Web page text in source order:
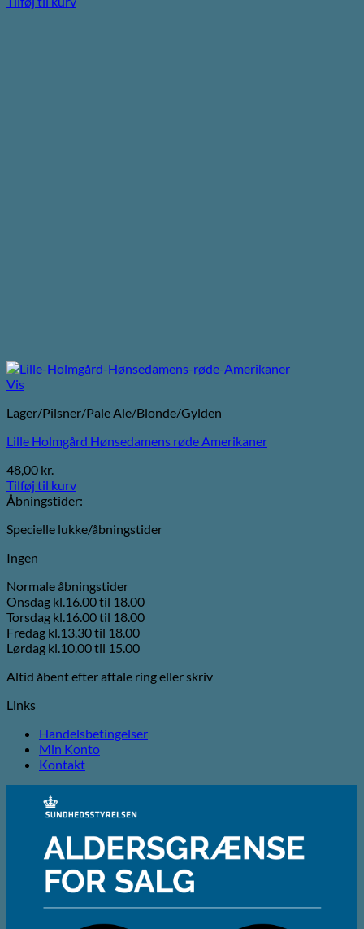
Vis
Lager/Pilsner/Pale Ale/Blonde/Gylden
Lille Holmgård Hønsedamens røde Amerikaner
48,00 kr.
Tilføj til kurv
Åbningstider:
Specielle lukke/åbningstider
Ingen
Normale åbningstider
Onsdag kl.16.00 til 18.00
Torsdag kl.16.00 til 18.00
Fredag kl.13.30 til 18.00
Lørdag kl.10.00 til 15.00
Altid åbent efter aftale ring eller skriv
Links
Handelsbetingelser
Min Konto
Kontakt